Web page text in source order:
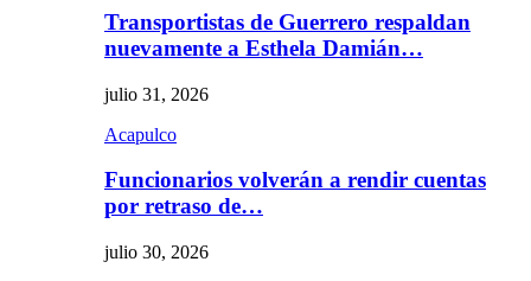
Transportistas de Guerrero respaldan
nuevamente a Esthela Damián…
julio 31, 2026
Acapulco
Funcionarios volverán a rendir cuentas
por retraso de…
julio 30, 2026